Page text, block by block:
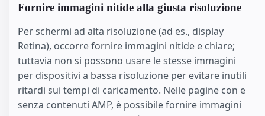
Fornire immagini nitide alla giusta risoluzione
Per schermi ad alta risoluzione (ad es., display
Retina), occorre fornire immagini nitide e chiare;
tuttavia non si possono usare le stesse immagini
per dispositivi a bassa risoluzione per evitare inutili
ritardi sui tempi di caricamento. Nelle pagine con e
senza contenuti AMP, è possibile fornire immagini